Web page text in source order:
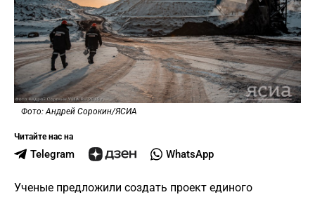
Фото: Андрей Сорокин/ЯСИА
Читайте нас на
Telegram WhatsApp
Ученые предложили создать проект единого